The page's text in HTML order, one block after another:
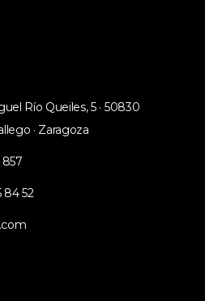
Río Queiles, 5 · 50830
· Zaragoza
857
84 52